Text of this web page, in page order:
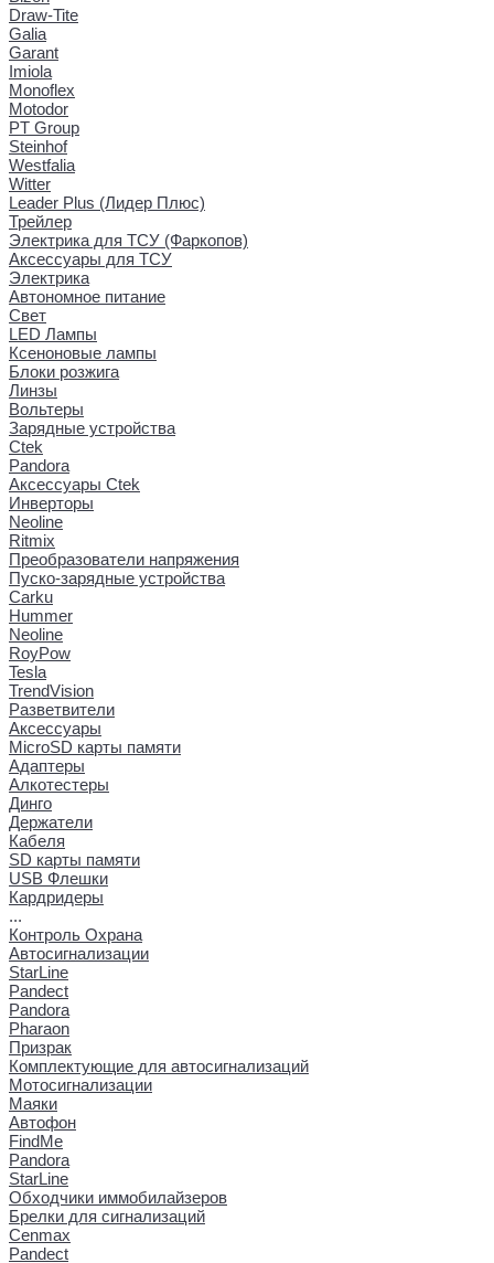
Draw-Tite
Galia
Garant
Imiola
Monoflex
Motodor
PT Group
Steinhof
Westfalia
Witter
Leader Plus (Лидер Плюс)
Трейлер
Электрика для ТСУ (Фаркопов)
Аксессуары для ТСУ
Электрика
Автономное питание
Свет
LED Лампы
Ксеноновые лампы
Блоки розжига
Линзы
Вольтеры
Зарядные устройства
Ctek
Pandora
Аксессуары Ctek
Инверторы
Neoline
Ritmix
Преобразователи напряжения
Пуско-зарядные устройства
Carku
Hummer
Neoline
RoyPow
Tesla
TrendVision
Разветвители
Аксессуары
MicroSD карты памяти
Адаптеры
Алкотестеры
Динго
Держатели
Кабеля
SD карты памяти
USB Флешки
Кардридеры
...
Контроль Охрана
Автосигнализации
StarLine
Pandect
Pandora
Pharaon
Призрак
Комплектующие для автосигнализаций
Мотосигнализации
Маяки
Автофон
FindMe
Pandora
StarLine
Обходчики иммобилайзеров
Брелки для сигнализаций
Cenmax
Pandect